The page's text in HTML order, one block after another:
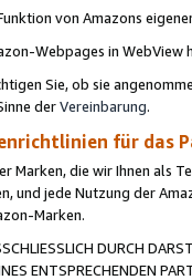
von Amazons
Webpages in WebView
Sie, ob sie
derVereinbarung.
für das
Marken, die wir Ihnen als
und jede Nutzung der
Marken.
DURCH
ENTSPRECHENDEN